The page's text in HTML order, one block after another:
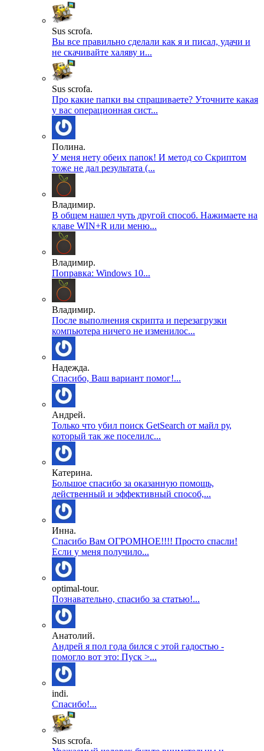
Sus scrofa.
Вы все правильно сделали как я и писал, удачи и
не скачивайте халяву и...
Sus scrofa.
Про какие папки вы спрашиваете? Уточните какая
у вас операционная сист...
Полина.
У меня нету обеих папок! И метод со Скриптом
тоже не дал результата (...
Владимир.
В общем нашел чуть другой способ. Нажимаете на
клаве WIN+R или меню...
Владимир.
Поправка: Windows 10...
Владимир.
После выполнения скрипта и перезагрузки
компьютера ничего не изменилос...
Надежда.
Спасибо, Ваш вариант помог!...
Андрей.
Только что убил поиск GetSearch от майл ру,
который так же поселилс...
Катерина.
Большое спасибо за оказанную помощь,
действенный и эффективный способ,...
Инна.
Спасибо Вам ОГРОМНОЕ!!!! Просто спасли!
Если у меня получило...
optimal-tour.
Познавательно, спасибо за статью!...
Анатолий.
Андрей я пол года бился с этой гадостью -
помогло вот это: Пуск >...
indi.
Спасибо!...
Sus scrofa.